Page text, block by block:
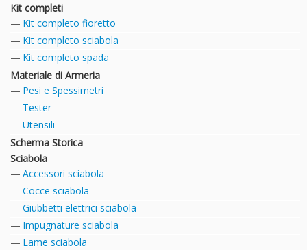
Kit completi
Kit completo fioretto
Kit completo sciabola
Kit completo spada
Materiale di Armeria
Pesi e Spessimetri
Tester
Utensili
Scherma Storica
Sciabola
Accessori sciabola
Cocce sciabola
Giubbetti elettrici sciabola
Impugnature sciabola
Lame sciabola